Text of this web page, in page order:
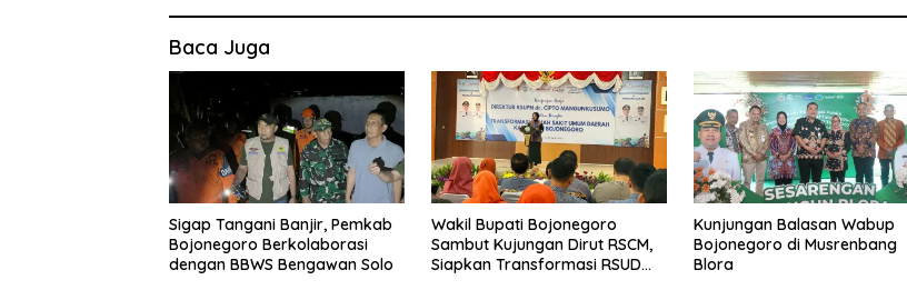
Baca Juga
Sigap Tangani Banjir, Pemkab
Bojonegoro Berkolaborasi
dengan BBWS Bengawan Solo
Wakil Bupati Bojonegoro
Sambut Kujungan Dirut RSCM,
Siapkan Transformasi RSUD
Kunjungan Balasan Wabup
Bojonegoro di Musrenbang
Blora